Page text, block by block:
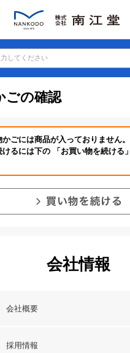
してください
ごの確認
ごには商品が入っておりません。
けるには下の 「お買い物を続ける
会社情報
会社概要
採用情報